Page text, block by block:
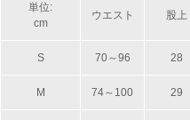
単位:
cm
ウエスト 股上
S 70～96 28
M 74～100 29